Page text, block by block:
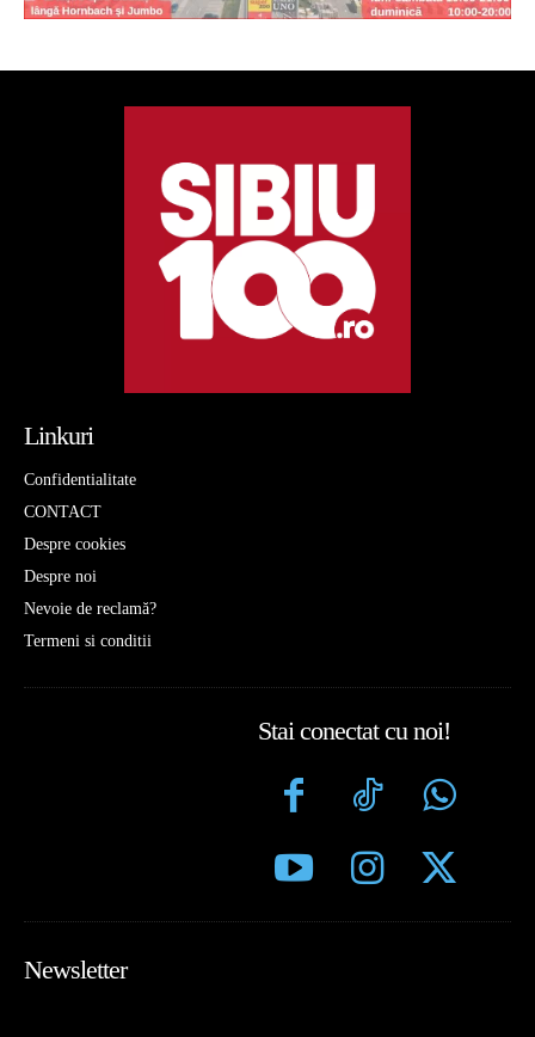
Linkuri
Confidentialitate
CONTACT
Despre cookies
Despre noi
Nevoie de reclamă?
Termeni si conditii
Stai conectat cu noi!
Newsletter